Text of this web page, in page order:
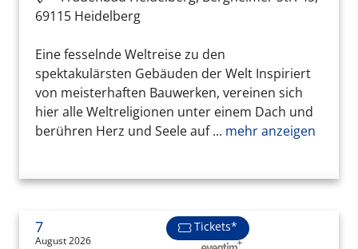
69115 Heidelberg
Eine fesselnde Weltreise zu den
spektakulärsten Gebäuden der Welt Inspiriert
von meisterhaften Bauwerken, vereinen sich
hier alle Weltreligionen unter einem Dach und
berühren Herz und Seele auf ... mehr anzeigen
7
August 2026
Tickets*